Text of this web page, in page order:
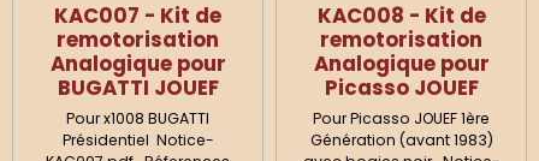
KAC007 - Kit de
remotorisation
Analogique pour
BUGATTI JOUEF
Pour x1008 BUGATTI
Présidentiel Notice-
KAC008 - Kit de
remotorisation
Analogique pour
Picasso JOUEF
Pour Picasso JOUEF 1ère
Génération (avant 1983)